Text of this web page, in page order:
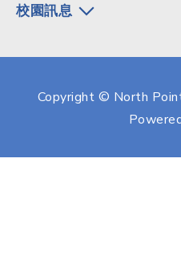
校園訊息
Copyright © North